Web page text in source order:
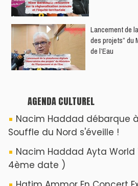
​Lancement de
des projets” du
de l’Eau
AGENDA CULTUREL
Nacim Haddad débarque
Souffle du Nord s'éveille !
Nacim Haddad Ayta World
4ème date )